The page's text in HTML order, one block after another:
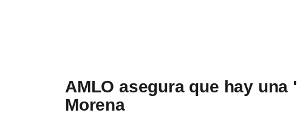
AMLO asegura que hay
Morena